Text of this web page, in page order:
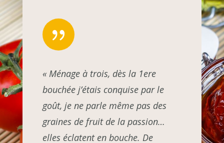
{
« Ménage à trois, dès la 1ere
bouchée j’étais conquise par le
goût, je ne parle même pas des
graines de fruit de la passion…
elles éclatent en bouche. De